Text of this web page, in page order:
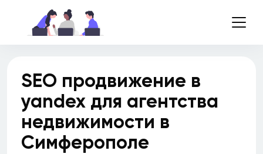
SEO продвижение в
yandex для агентства
недвижимости в
Симферополе